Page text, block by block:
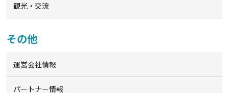
観光・交流
その他
運営会社情報
パートナー情報